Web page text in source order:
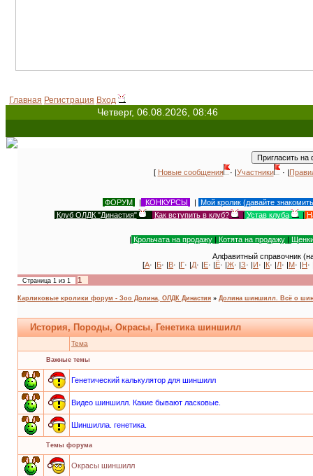
Главная Регистрация Вход
Четверг, 06.08.2026, 08:46
[ Новые сообщения · |Участники · |
ФОРУМ | КОНКУРСЫ | Мой кролик (давайте
Клуб ОЛДК "Династия"
| Как вступить в клуб? | Устав клуба |
| Крольчата на продажу | Котята на продажу |
Алфавитный справочник
[А· |Б· |В· |Г· |Д· |Е· |Ё· |Ж· |З· |И· |К· |Л· |М· |Н·
Страница 1 из 1 1
Карликовые кролики форум - Зоо Долина, ОЛДК Династия » Долина шиншилл. Всё о
История, Породы, Окрасы, Генетика шиншилл
Тема
Важные темы
Генетический калькулятор для шиншилл
Видео шиншилл. Какие бывают ласковые.
Шиншилла. генетика.
Темы форума
Окрасы шиншилл